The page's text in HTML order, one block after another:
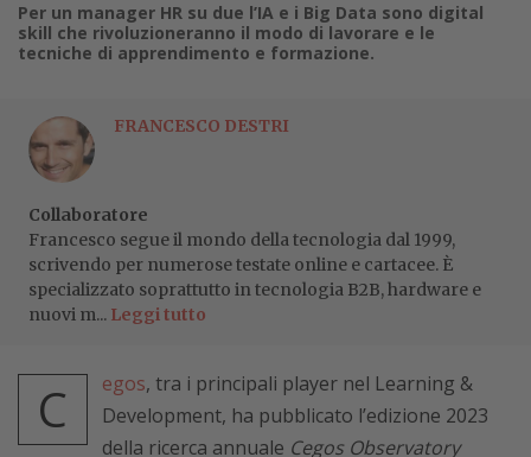
Per un manager HR su due l’IA e i Big Data sono digital
skill che rivoluzioneranno il modo di lavorare e le
tecniche di apprendimento e formazione.
FRANCESCO DESTRI
Collaboratore
Francesco segue il mondo della tecnologia dal 1999,
scrivendo per numerose testate online e cartacee. È
specializzato soprattutto in tecnologia B2B, hardware e
nuovi m... Leggi tutto
C egos, tra i principali player nel Learning &
Development, ha pubblicato l’edizione 2023
della ricerca annuale Cegos Observatory